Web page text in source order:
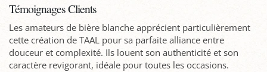
Témoignages Clients
Les amateurs de bière blanche apprécient particulièrement
cette création de TAAL pour sa parfaite alliance entre
douceur et complexité. Ils louent son authenticité et son
caractère revigorant, idéale pour toutes les occasions.